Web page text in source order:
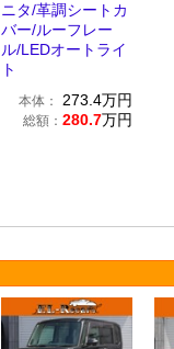
ニタ/革調シートカ
バー/ルーフレー
ル/LEDオートライ
ト
本体： 273.4万円
総額： 280.7万円